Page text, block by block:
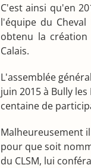
C'est ainsi qu'en
l'équipe du
obtenu la
Calais.
L'assemblée
juin 2015 à Bully
centaine de
Malheureusement
pour que soit
du CLSM, lui